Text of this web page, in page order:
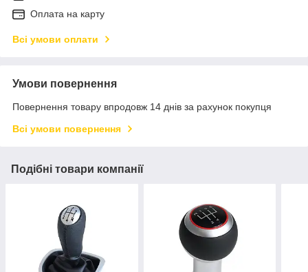
Оплата на карту
Всі умови оплати
Умови повернення
Повернення товару впродовж 14 днів за рахунок покупця
Всі умови повернення
Подібні товари компанії